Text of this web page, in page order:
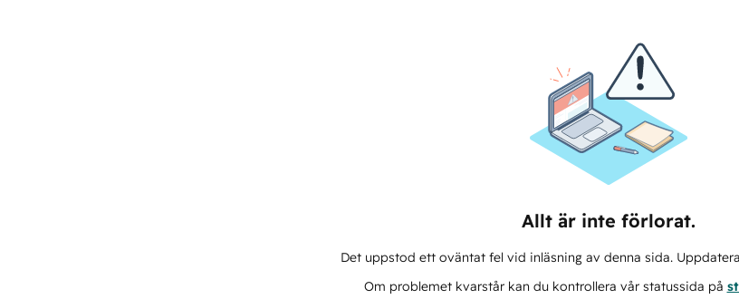
Allt är inte förlorat.
Det uppstod ett oväntat fel vid inläsning av denna sida.
Om problemet kvarstår kan du kontrollera vår statussida på